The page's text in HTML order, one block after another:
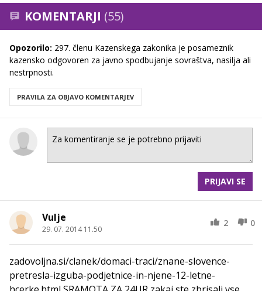
KOMENTARJI (55)
Opozorilo: 297. členu Kazenskega zakonika je posameznik
kazensko odgovoren za javno spodbujanje sovraštva, nasilja ali
nestrpnosti.
PRAVILA ZA OBJAVO KOMENTARJEV
PRIJAVI SE
Vulje
29. 07. 2014 11.50
2 0
zadovoljna.si/clanek/domaci-traci/znane-slovence-
pretresla-izguba-podjetnice-in-njene-12-letne-